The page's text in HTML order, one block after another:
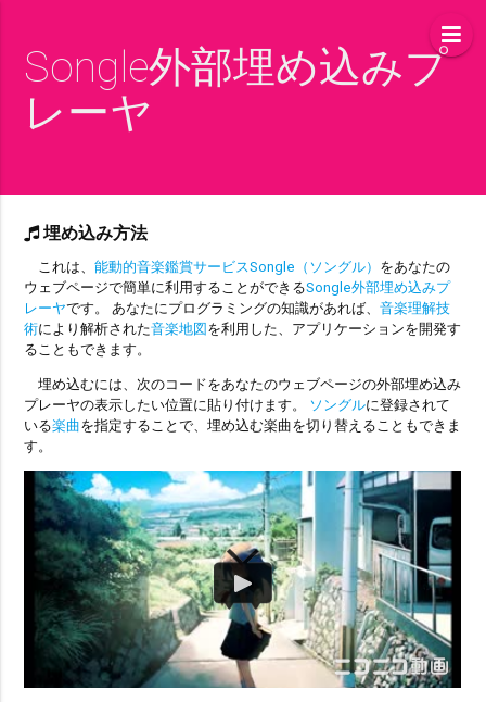
Songle外部埋め込みプ
レーヤ
埋め込み方法
これは、能動的音楽鑑賞サービスSongle（ソングル） をあなたの
ウェブページで簡単に利用することができるSongle外部埋め込みプ
レーヤです。 あなたにプログラミングの知識があれば、音楽理解技
術により解析された音楽地図を利用した、アプリケーションを開発す
ることもできます。
埋め込むには、次のコードをあなたのウェブページの外部埋め込み
プレーヤの表示したい位置に貼り付けます。 ソングルに登録されて
いる楽曲を指定することで、埋め込む楽曲を切り替えることもできま
す。